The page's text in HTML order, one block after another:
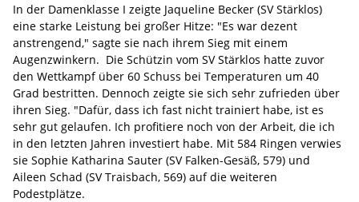
In der Damenklasse I zeigte Jaqueline Becker (SV Stärklos)
eine starke Leistung bei großer Hitze: "Es war dezent
anstrengend," sagte sie nach ihrem Sieg mit einem
Augenzwinkern. Die Schützin vom SV Stärklos hatte zuvor
den Wettkampf über 60 Schuss bei Temperaturen um 40
Grad bestritten. Dennoch zeigte sie sich sehr zufrieden über
ihren Sieg. "Dafür, dass ich fast nicht trainiert habe, ist es
sehr gut gelaufen. Ich profitiere noch von der Arbeit, die ich
in den letzten Jahren investiert habe. Mit 584 Ringen verwies
sie Sophie Katharina Sauter (SV Falken-Gesäß, 579) und
Aileen Schad (SV Traisbach, 569) auf die weiteren
Podestplätze.